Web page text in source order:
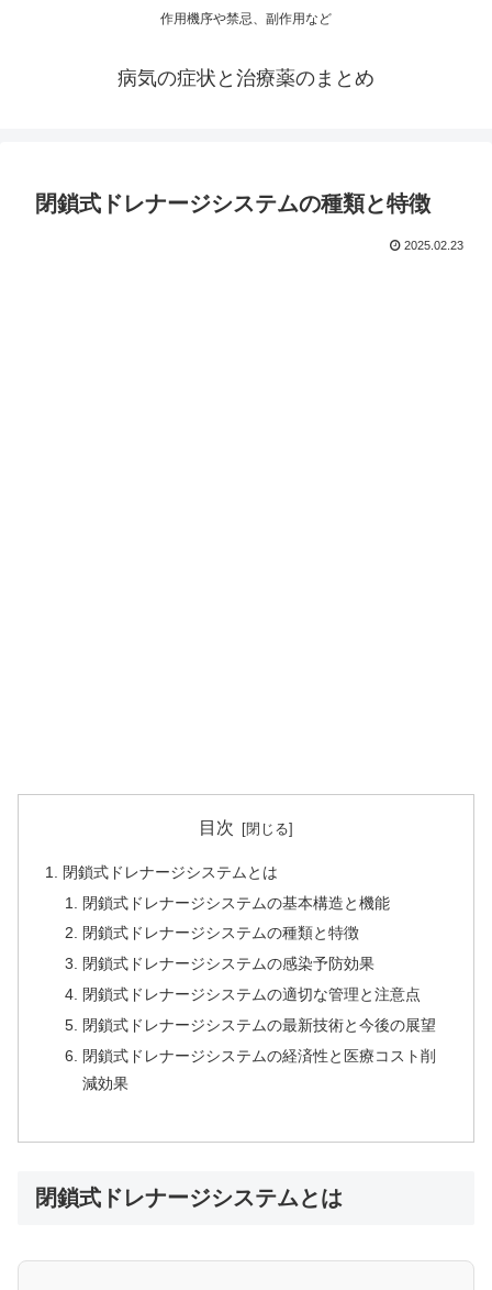
作用機序や禁忌、副作用など
病気の症状と治療薬のまとめ
閉鎖式ドレナージシステムの種類と特徴
2025.02.23
目次
閉鎖式ドレナージシステムとは
閉鎖式ドレナージシステムの基本構造と機能
閉鎖式ドレナージシステムの種類と特徴
閉鎖式ドレナージシステムの感染予防効果
閉鎖式ドレナージシステムの適切な管理と注意点
閉鎖式ドレナージシステムの最新技術と今後の展望
閉鎖式ドレナージシステムの経済性と医療コスト削
減効果
閉鎖式ドレナージシステムとは